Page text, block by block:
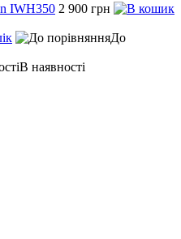
IWH350 2 900 грн
До
В наявності